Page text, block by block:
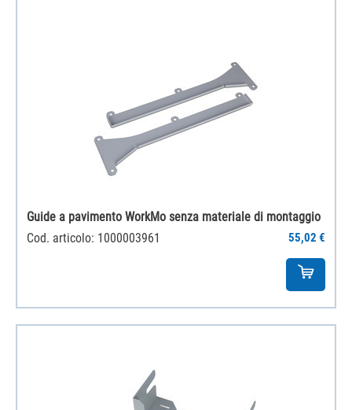
Guide a pavimento WorkMo senza materiale di montaggio
Cod. articolo: 1000003961
55,02 €